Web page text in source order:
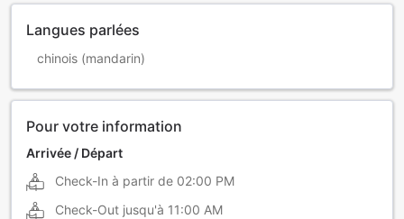
Langues parlées
chinois (mandarin)
Pour votre information
Arrivée / Départ
Check-In à partir de 02:00 PM
Check-Out jusqu'à 11:00 AM